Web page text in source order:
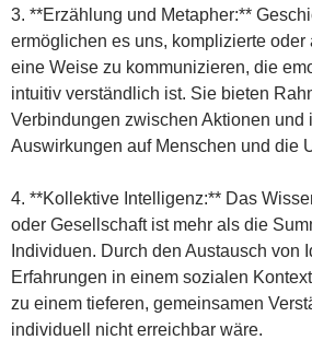
3. **Erzählung und Metapher:**
ermöglichen es uns, komplizierte oder
eine Weise zu kommunizieren, die
intuitiv verständlich ist. Sie bieten
Verbindungen zwischen Aktionen und
Auswirkungen auf Menschen und die
4. **Kollektive Intelligenz:** Das
oder Gesellschaft ist mehr als die
Individuen. Durch den Austausch von
Erfahrungen in einem sozialen
zu einem tieferen, gemeinsamen
individuell nicht erreichbar wäre.